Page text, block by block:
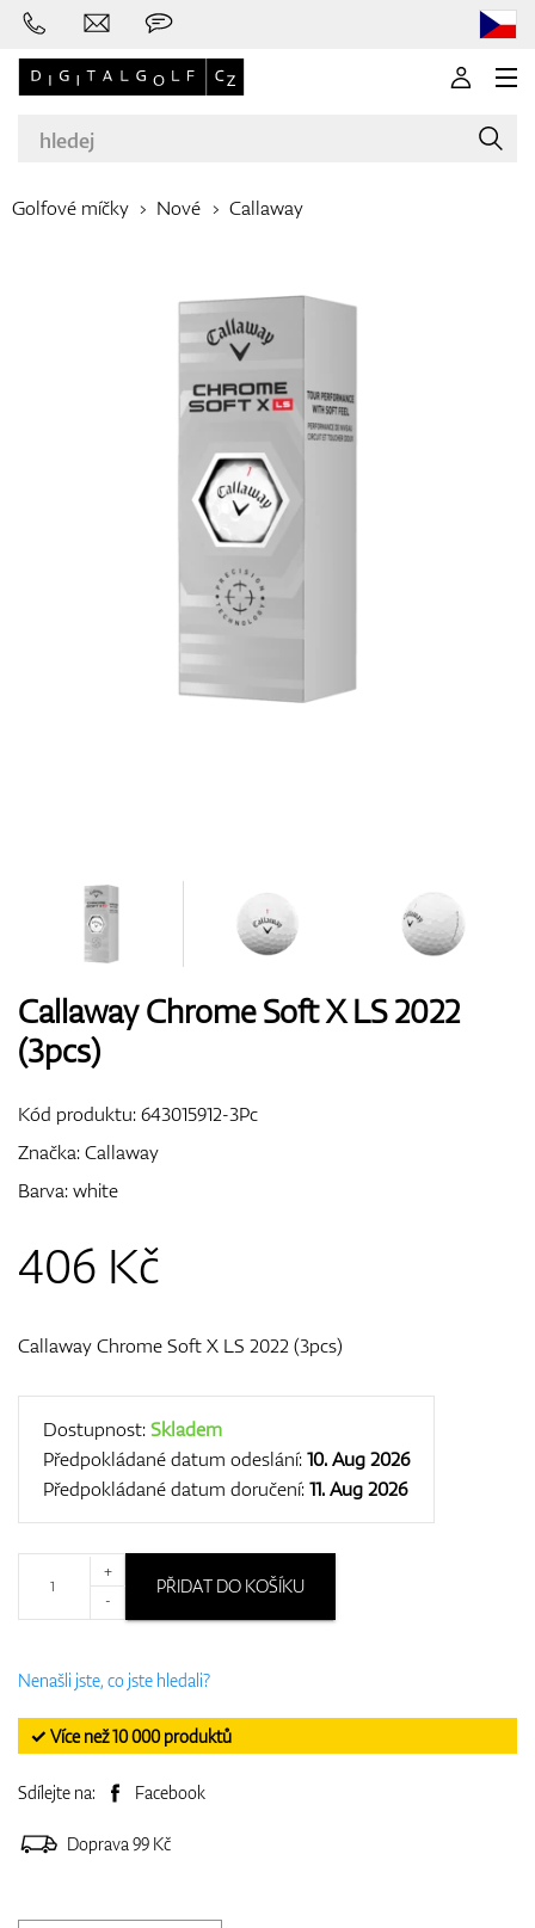
Oblečení
Boty
Rukavice
Bagy
Golfové míčky Nové Callaway
Callaway Chrome Soft X LS 2022
(3pcs)
Kód produktu:643015912-3Pc
Značka:Callaway
Barva: white
406 Kč
Callaway Chrome Soft X LS 2022 (3pcs)
Dostupnost:Skladem
Předpokládané datum odeslání:10. Aug 2026
Předpokládané datum doručení:11. Aug 2026
+
-
PŘIDAT DO KOŠÍKU
Nenašli jste, co jste hledali?
✓ Více než 10 000 produktů
Sdílejte na: Facebook
Doprava 99 Kč